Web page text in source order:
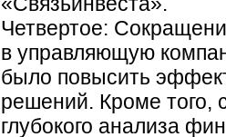
Четвертое:
в управляющую
было повысить
решений. Кроме того,
глубокого анализа